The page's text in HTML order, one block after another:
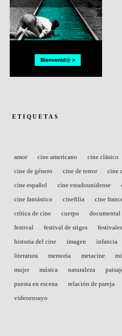
ETIQUETAS
amor cine americano cine clásico
cine de género
cine de terror cine
cine español
cine estadounidense
cine fantástico
cinefilia cine
crítica de cine
cuerpo documental
festival
festival de sitges festivales
historia del cine
imagen infancia
literatura
memoria metacine
mujer
música naturaleza
puesta en escena
relación de pareja
videoensayo